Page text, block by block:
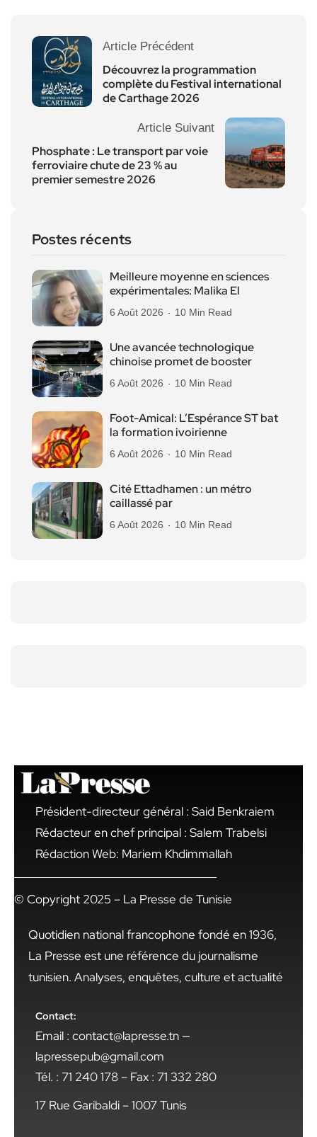
Article Précédent
Découvrez la programmation
complète du Festival international
de Carthage 2026
Article Suivant
Phosphate : Le transport par voie
ferroviaire chute de 23 % au
premier semestre 2026
Postes récents
Meilleure moyenne en sciences
expérimentales: Malika El
6 Août 2026 10 Min Read
Une avancée technologique
chinoise promet de booster
6 Août 2026 10 Min Read
Foot-Amical: L’Espérance ST bat
la formation ivoirienne
6 Août 2026 10 Min Read
Cité Ettadhamen : un métro
caillassé par
6 Août 2026 10 Min Read
Président-directeur général : Said Benkraiem
Rédacteur en chef principal : Salem Trabelsi
Rédaction Web: Mariem Khdimmallah
© Copyright 2025 – La Presse de Tunisie
Quotidien national francophone fondé en 1936,
La Presse est une référence du journalisme
tunisien. Analyses, enquêtes, culture et actualité
Contact:
Email : contact@lapresse.tn —
lapressepub@gmail.com
Tél. : 71 240 178 – Fax : 71 332 280
17 Rue Garibaldi – 1007 Tunis